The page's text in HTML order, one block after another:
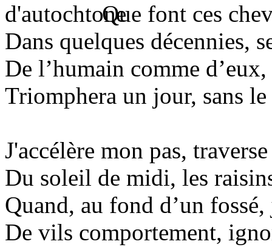
Que font ces
Dans quelques décennies,
De l’humain comme
Triomphera un jour, sans
J'accélère mon pas,
Du soleil de midi, les
Quand, au fond d’un
De vils comportement,